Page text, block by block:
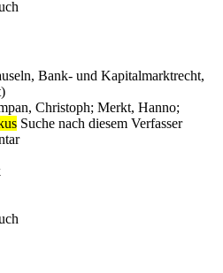
Bank- und Kapitalmarktrecht,
Christoph; Merkt, Hanno;
Suche nach diesem Verfasser